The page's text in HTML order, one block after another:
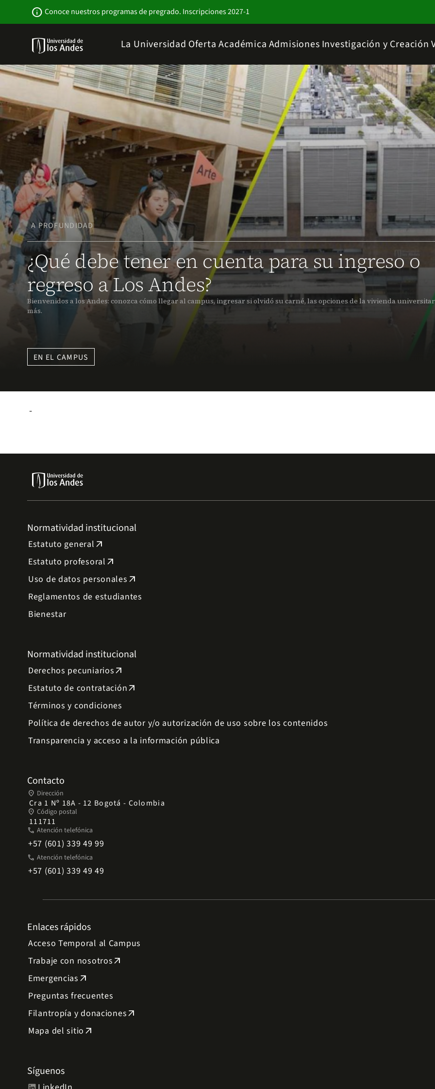
info Conoce nuestros programas de pregrado. Inscripciones 2027-1
Sitio
Institucional
La Universidad Oferta Académica Admisiones Investigación y Creación
A PROFUNDIDAD
¿Qué debe tener en cuenta para su ingreso o
regreso a Los Andes?
Bienvenidos a los Andes: conozca cómo llegar al campus, ingresar si olvidó su carné, las opciones de la vivienda
más.
EN EL CAMPUS
-
Normatividad institucional
Estatuto general arrow_outward
Estatuto profesoral arrow_outward
Uso de datos personales arrow_outward
Reglamentos de estudiantes
Bienestar
Normatividad institucional
Derechos pecuniariosarrow_outward
Estatuto de contrataciónarrow_outward
Términos y condiciones
Política de derechos de autor y/o autorización de uso sobre los contenidos
Transparencia y acceso a la información pública
Contacto
place Dirección
Cra 1 Nº 18A - 12 Bogotá - Colombia
place Código postal
111711
phone Atención telefónica
+57 (601) 339 49 99
phone Atención telefónica
+57 (601) 339 49 49
Enlaces rápidos
Acceso Temporal al Campus
Trabaje con nosotrosarrow_outward
Emergencias arrow_outward
Preguntas frecuentes
Filantropía y donacionesarrow_outward
Mapa del sitio arrow_outward
Síguenos